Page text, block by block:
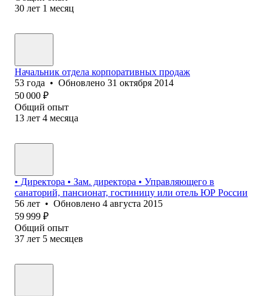
30 лет 1 месяц
Начальник отдела корпоративных продаж
53 года • Обновлено 31 октября 2014
50 000 ₽
Общий опыт
13 лет 4 месяца
• Директора • Зам. директора • Управляющего в
санаторий, пансионат, гостиницу или отель ЮР России
56 лет • Обновлено 4 августа 2015
59 999 ₽
Общий опыт
37 лет 5 месяцев